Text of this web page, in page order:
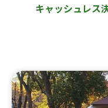
キャッシュレス